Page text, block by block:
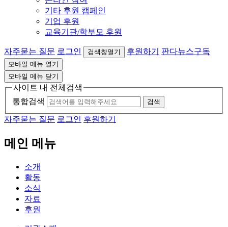
기타 후원 캠페인
기업 후원
교육기관/학부모 후원
자주묻는 질문 로그인 검색창열기 후원하기 판다뉴스구독
모바일 메뉴 열기
모바일 메뉴 닫기
사이트 내 전체검색
통합검색
검색
자주묻는 질문 로그인 후원하기
메인 메뉴
소개
활동
소식
자료
후원